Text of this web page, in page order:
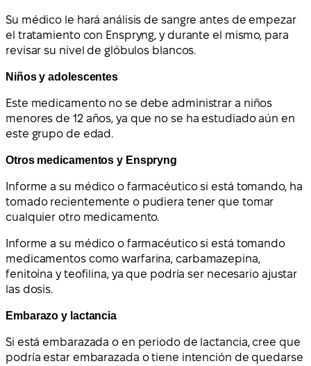
Su médico le hará análisis de sangre antes de empezar
el tratamiento con Enspryng, y durante el mismo, para
revisar su nivel de glóbulos blancos.
Niños y adolescentes
Este medicamento no se debe administrar a niños
menores de 12 años, ya que no se ha estudiado aún en
este grupo de edad.
Otros medicamentos y Enspryng
Informe a su médico o farmacéutico si está tomando, ha
tomado recientemente o pudiera tener que tomar
cualquier otro medicamento.
Informe a su médico o farmacéutico si está tomando
medicamentos como warfarina, carbamazepina,
fenitoína y teofilina, ya que podría ser necesario ajustar
las dosis.
Embarazo y lactancia
Si está embarazada o en periodo de lactancia, cree que
podría estar embarazada o tiene intención de quedarse